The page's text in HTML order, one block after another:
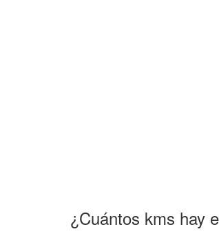
¿Cuántos kms hay